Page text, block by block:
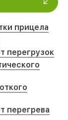
прицела
перегрузок
перегрева